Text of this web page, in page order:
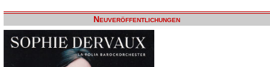
Neuveröffentlichungen